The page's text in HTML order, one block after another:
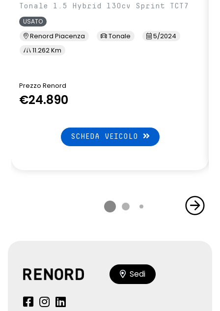
Tonale 1.5 Hybrid 130cv Sprint TCT7
USATO
Renord Piacenza Tonale
5/2024
11.262 Km
Prezzo Renord
€24.890
SCHEDA VEICOLO
Sedi